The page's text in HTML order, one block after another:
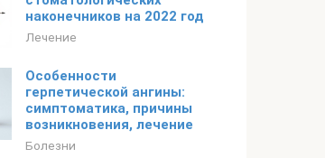
наконечников на 2022 год
Лечение
Особенности
герпетической ангины:
симптоматика, причины
возникновения, лечение
Болезни